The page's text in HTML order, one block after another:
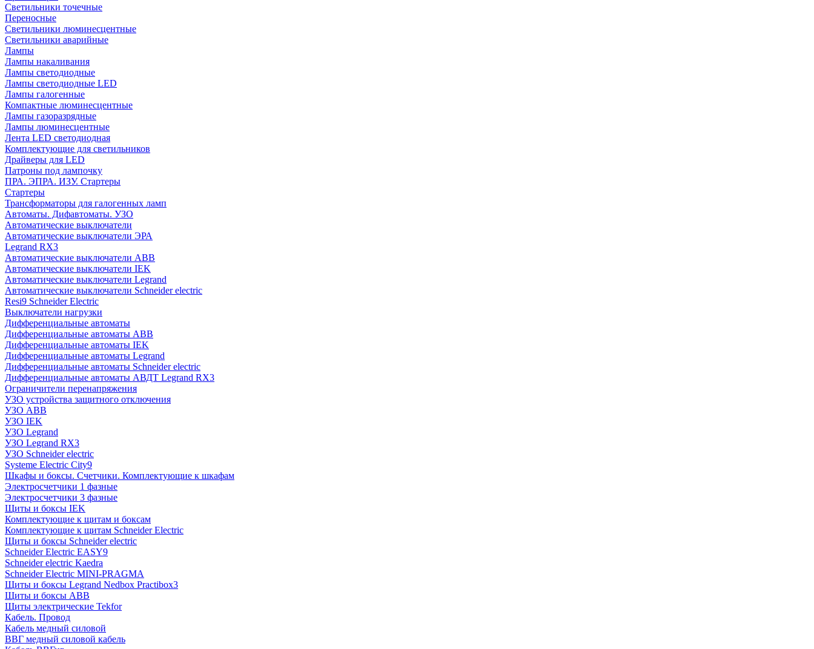
Cветильники точечные
Переносные
Светильники люминесцентные
Светильники аварийные
Лампы
Лампы накаливания
Лампы светодиодные
Лампы светодиодные LED
Лампы галогенные
Компактные люминесцентные
Лампы газоразрядные
Лампы люминесцентные
Лента LED светодиодная
Комплектующие для светильников
Драйверы для LED
Патроны под лампочку
ПРА. ЭПРА. ИЗУ. Стартеры
Стартеры
Трансформаторы для галогенных ламп
Автоматы. Дифавтоматы. УЗО
Автоматические выключатели
Автоматические выключатели ЭРА
Legrand RX3
Автоматические выключатели ABB
Автоматические выключатели IEK
Автоматические выключатели Legrand
Автоматические выключатели Schneider electric
Resi9 Schneider Electric
Выключатели нагрузки
Дифференциальные автоматы
Дифференциальные автоматы ABB
Дифференциальные автоматы IEK
Дифференциальные автоматы Legrand
Дифференциальные автоматы Schneider electric
Дифференциальные автоматы АВДТ Legrand RX3
Ограничители перенапряжения
УЗО устройства защитного отключения
УЗО ABB
УЗО IEK
УЗО Legrand
УЗО Legrand RX3
УЗО Schneider electric
Systeme Electric City9
Шкафы и боксы. Счетчики. Комплектующие к шкафам
Электросчетчики 1 фазные
Электросчетчики 3 фазные
Щиты и боксы IEK
Комплектующие к щитам и боксам
Комплектующие к щитам Schneider Electric
Щиты и боксы Schneider electric
Schneider Electric EASY9
Schneider electric Kaedra
Schneider Electric MINI-PRAGMA
Щиты и боксы Legrand Nedbox Practibox3
Щиты и боксы ABB
Щиты электрические Tekfor
Кабель. Провод
Кабель медный силовой
ВВГ медный силовой кабель